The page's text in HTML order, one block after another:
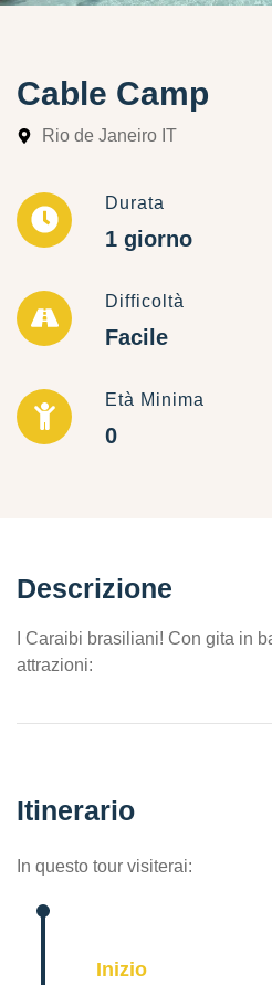
Cable Camp
Rio de Janeiro IT
Durata
1 giorno
Difficoltà
Facile
Età Minima
0
Descrizione
I Caraibi brasiliani! Con gita in
attrazioni:
Itinerario
In questo tour visiterai:
Inizio